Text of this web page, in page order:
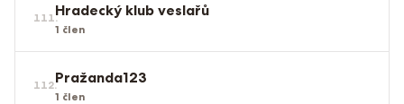
111.Hradecký klub veslařů
1 člen
112.Pražanda123
1 člen